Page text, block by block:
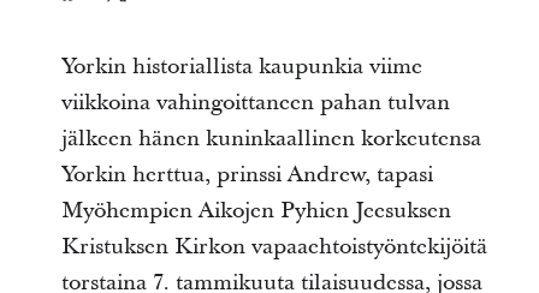
Yorkin historiallista kaupunkia viime
viikkoina vahingoittaneen pahan tulvan
jälkeen hänen kuninkaallinen korkeutensa
Yorkin herttua, prinssi Andrew, tapasi
Myöhempien Aikojen Pyhien Jeesuksen
Kristuksen Kirkon vapaaehtoistyöntekijöitä
torstaina 7. tammikuuta tilaisuudessa, jossa